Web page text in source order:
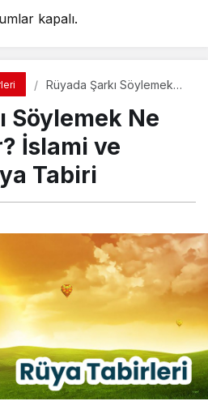
kapalı.
Rüyada Şarkı Söylemek
Psikolojik Rüya Tabiri
Söylemek Ne
İslami ve
Tabiri